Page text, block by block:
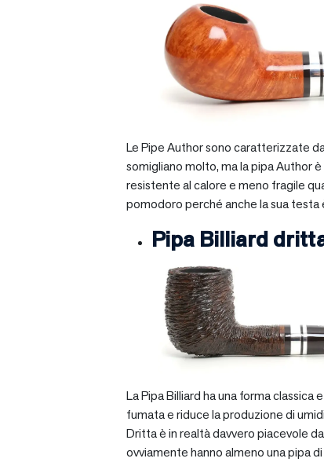
Le Pipe Author sono caratterizzate
somigliano molto, ma la pipa Author
resistente al calore e meno fragile
pomodoro perché anche la sua
Pipa Billiard
La Pipa Billiard ha una forma
fumata e riduce la produzione di
Dritta è in realtà davvero piacevole
ovviamente hanno almeno una pipa